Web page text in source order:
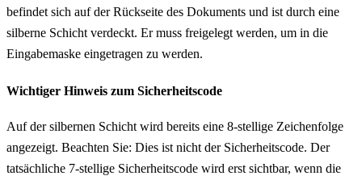
befindet sich auf der Rückseite des Dokuments und ist durch eine
silberne Schicht verdeckt. Er muss freigelegt werden, um in die
Eingabemaske eingetragen zu werden.
Wichtiger Hinweis zum Sicherheitscode
Auf der silbernen Schicht wird bereits eine 8-stellige Zeichenfolge
angezeigt. Beachten Sie: Dies ist nicht der Sicherheitscode. Der
tatsächliche 7-stellige Sicherheitscode wird erst sichtbar, wenn die